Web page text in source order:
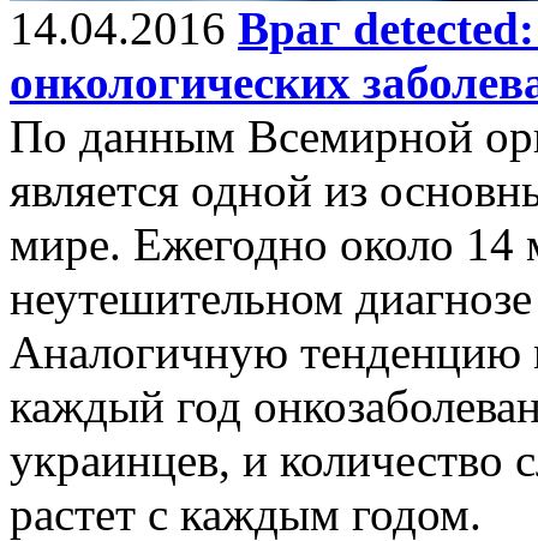
14.04.2016 Враг
онкологических
По данным Всемирной
является одной из
мире. Ежегодно около 14
неутешительном
Аналогичную тенденцию
каждый год
украинцев, и количество
растет с каждым годом.